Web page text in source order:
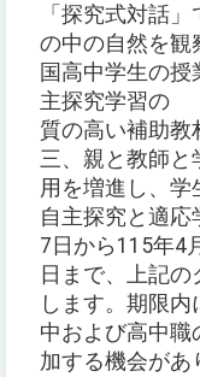
「探究式対話
の中の自然を観
国高中学生の
主探究学習の
質の高い補助教
三、親と教師と
用を増進し、学
自主探究と適応
7日から115年4
日まで、上記
します。期限
中および高中職
加する機会があ